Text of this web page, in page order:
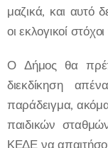
μαζικά, και αυτό
οι εκλογικοί
Ο Δήμος θα
διεκδίκηση
παράδειγμα,
παιδικών
ΚΕΔΕ να